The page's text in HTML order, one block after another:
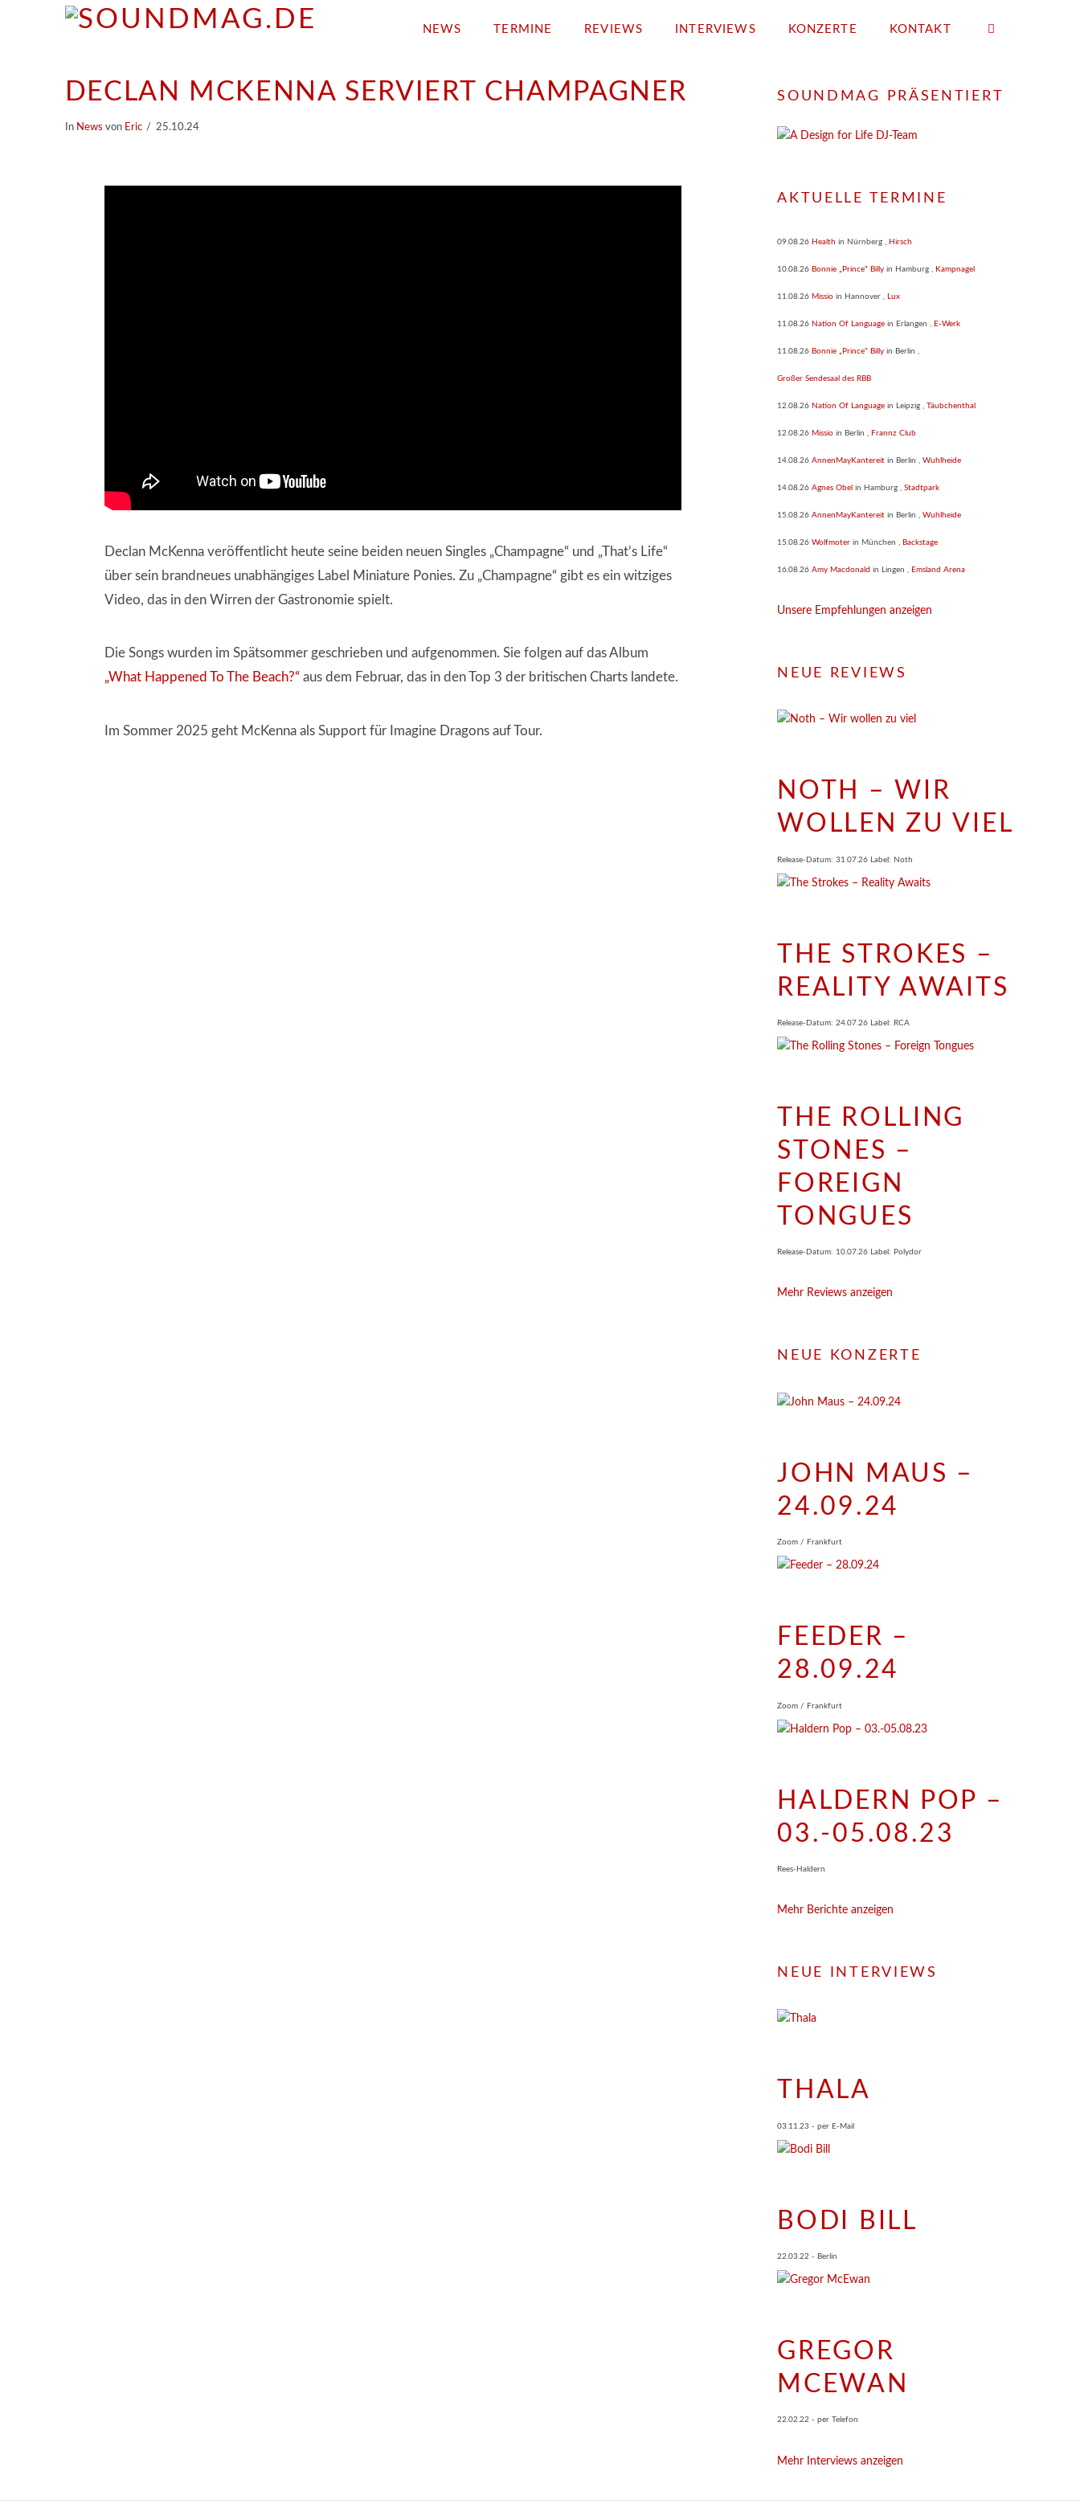
NEWS TERMINE REVIEWS INTERVIEWS KONZERTE KONTAKT
DECLAN MCKENNA SERVIERT CHAMPAGNER
In News von Eric 25.10.24
Declan McKenna veröffentlicht heute seine beiden neuen Singles „Champagne“ und „That’s Life“
über sein brandneues unabhängiges Label Miniature Ponies. Zu „Champagne“ gibt es ein witziges
Video, das in den Wirren der Gastronomie spielt.
Die Songs wurden im Spätsommer geschrieben und aufgenommen. Sie folgen auf das Album
„What Happened To The Beach?“ aus dem Februar, das in den Top 3 der britischen Charts landete.
Im Sommer 2025 geht McKenna als Support für Imagine Dragons auf Tour.
SOUNDMAG PRÄSENTIERT
AKTUELLE TERMINE
09.08.26 Health in Nürnberg , Hirsch
10.08.26 Bonnie „Prince“ Billy in Hamburg , Kampnagel
11.08.26 Missio in Hannover , Lux
11.08.26 Nation Of Language in Erlangen , E-Werk
11.08.26 Bonnie „Prince“ Billy in Berlin ,
Großer Sendesaal des RBB
12.08.26 Nation Of Language in Leipzig , Täubchenthal
12.08.26 Missio in Berlin , Frannz Club
14.08.26AnnenMayKantereit in Berlin , Wuhlheide
14.08.26Agnes Obel in Hamburg , Stadtpark
15.08.26AnnenMayKantereit in Berlin , Wuhlheide
15.08.26Wolfmoter in München , Backstage
16.08.26Amy Macdonald in Lingen , Emsland Arena
Unsere Empfehlungen anzeigen
NEUE REVIEWS
NOTH – WIR
WOLLEN ZU VIEL
Release-Datum: 31.07.26 Label: Noth
THE STROKES –
REALITY AWAITS
Release-Datum: 24.07.26 Label: RCA
THE ROLLING
STONES –
FOREIGN
TONGUES
Release-Datum: 10.07.26 Label: Polydor
Mehr Reviews anzeigen
NEUE KONZERTE
JOHN MAUS –
24.09.24
Zoom / Frankfurt
FEEDER –
28.09.24
Zoom / Frankfurt
HALDERN POP –
03.-05.08.23
Rees-Haldern
Mehr Berichte anzeigen
NEUE INTERVIEWS
THALA
03.11.23 - per E-Mail
BODI BILL
22.03.22 - Berlin
GREGOR
MCEWAN
22.02.22 - per Telefon
Mehr Interviews anzeigen